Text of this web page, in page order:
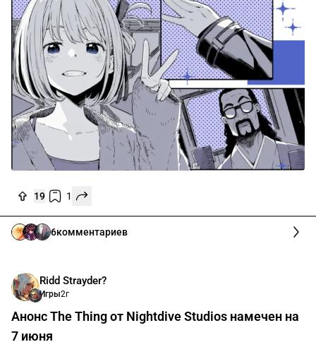
19 1
6комментариев
Ridd Strayder?
Игры2г
Анонс The Thing от Nightdive Studios намечен на
7 июня